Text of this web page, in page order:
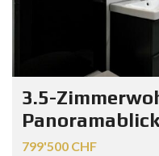
3.5-
Panoramablick
799'500 CHF